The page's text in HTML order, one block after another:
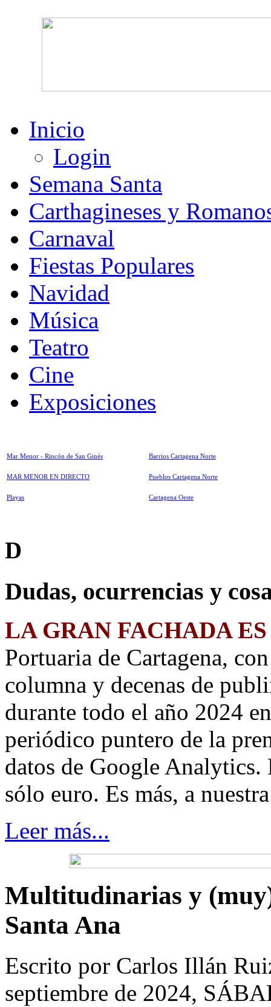
Inicio
Login
Semana Santa
Carthagineses y
Carnaval
Fiestas Populares
Navidad
Música
Teatro
Cine
Exposiciones
Mar Menor - Rincón de San Ginés
MAR MENOR EN DIRECTO
Playas
Barrios Cartagena Norte
Pueblos Cartagena Norte
Cartagena Oeste
D
Dudas, ocurrencias y
LA GRAN FACHADA
Portuaria de Cartagena,
columna y decenas de
durante todo el año 2024
periódico puntero de la
datos de Google Analytics.
sólo euro. Es más, a
Leer más...
Multitudinarias y
Santa Ana
Escrito por Carlos Illán
septiembre de 2024,